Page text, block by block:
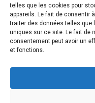
telles que les cookies pour
appareils. Le fait de consentir
traiter des données telles que
uniques sur ce site. Le fait de
consentement peut avoir un
et fonctions.
la